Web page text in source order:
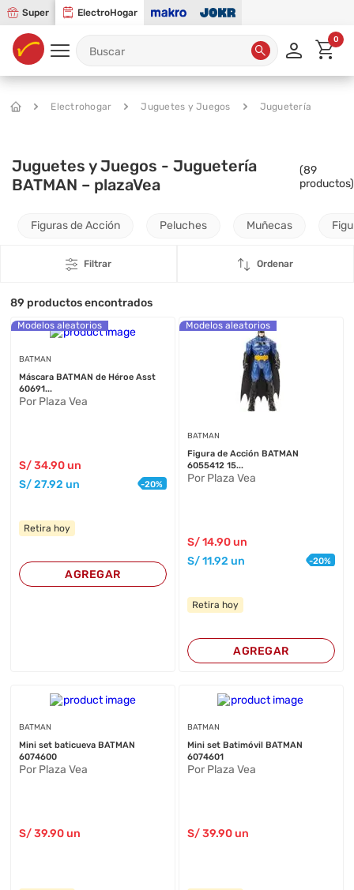
Super ElectroHogar
0
Electrohogar Juguetes y Juegos Juguetería
Juguetes y Juegos - Juguetería
BATMAN – plazaVea
(89
productos)
Figuras de Acción Peluches Muñecas
Filtrar Ordenar
89 productos encontrados
Modelos aleatorios
BATMAN
Máscara BATMAN de Héroe Asst
60691...
Por Plaza Vea
S/34.90 un
S/27.92 un -20%
Retira hoy
AGREGAR
Modelos aleatorios
BATMAN
Figura de Acción BATMAN
6055412 15...
Por Plaza Vea
S/14.90un
S/11.92 un -20%
Retira hoy
AGREGAR
BATMAN
Mini set baticueva BATMAN
6074600
Por Plaza Vea
S/39.90 un
BATMAN
Mini set Batimóvil BATMAN
6074601
Por Plaza Vea
S/39.90un